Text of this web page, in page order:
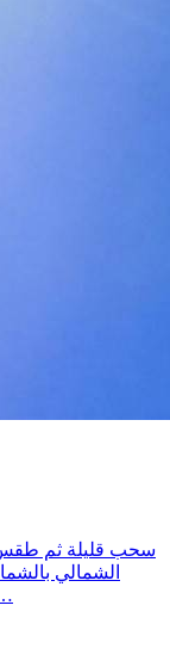
سحب قليلة ثم طقس
الشمالي
نسبيا قرب السواحل